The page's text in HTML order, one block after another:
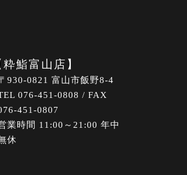
粋鮨富山店】
930-0821 富山市飯野8-4
076-451-0808 / FAX
451-0807
業時間 11:00～21:00 年中
休